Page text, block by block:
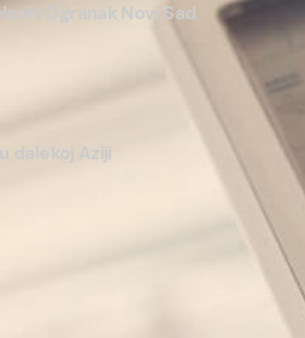
Ogranak Novi Sad
dalekoj Aziji